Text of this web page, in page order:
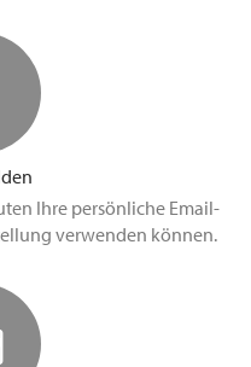
Ihre persönliche Email-
verwenden können.